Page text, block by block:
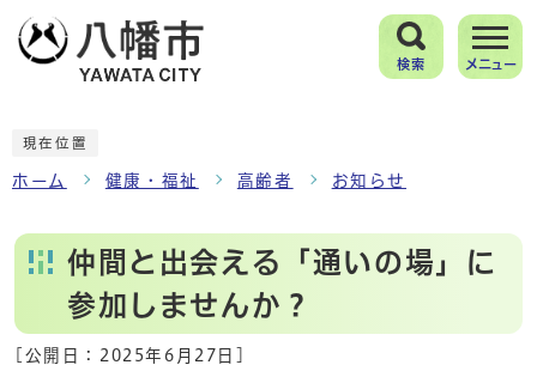
検索 メニュー
現在位置
ホーム 健康・福祉 高齢者 お知らせ
仲間と出会える「通いの場」に
参加しませんか？
[公開日： 2025年6月27日